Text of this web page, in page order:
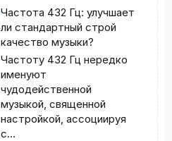
Частота 432 Гц: улучшает
ли стандартный строй
качество музыки?
Частоту 432 Гц нередко
именуют
чудодейственной
музыкой, священной
настройкой, ассоциируя
с...